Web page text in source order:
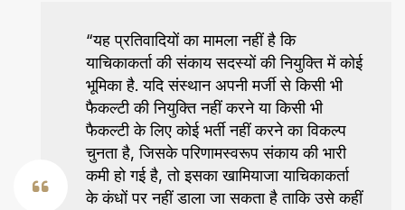
“यह प्रतिवादियों का मामला नहीं है कि
याचिकाकर्ता की संकाय सदस्यों की नियुक्ति में कोई
भूमिका है. यदि संस्थान अपनी मर्जी से किसी भी
फैकल्टी की नियुक्ति नहीं करने या किसी भी
फैकल्टी के लिए कोई भर्ती नहीं करने का विकल्प
चुनता है, जिसके परिणामस्वरूप संकाय की भारी
कमी हो गई है, तो इसका खामियाजा याचिकाकर्ता
के कंधों पर नहीं डाला जा सकता है ताकि उसे कहीं